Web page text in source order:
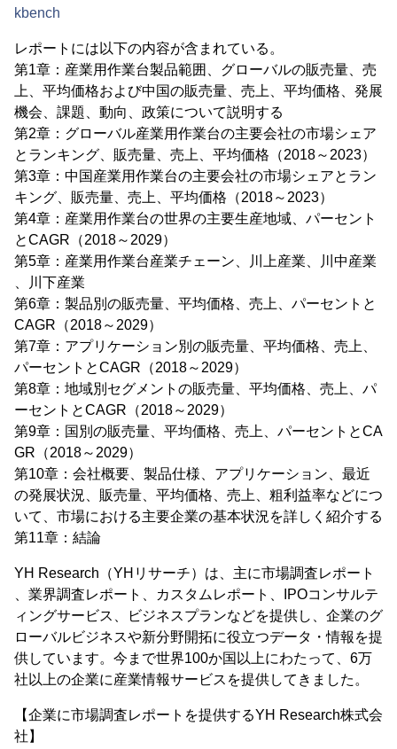
kbench
レポートには以下の内容が含まれている。
第1章：産業用作業台製品範囲、グローバルの販売量、売
上、平均価格および中国の販売量、売上、平均価格、発展
機会、課題、動向、政策について説明する
第2章：グローバル産業用作業台の主要会社の市場シェア
とランキング、販売量、売上、平均価格（2018～2023）
第3章：中国産業用作業台の主要会社の市場シェアとラン
キング、販売量、売上、平均価格（2018～2023）
第4章：産業用作業台の世界の主要生産地域、パーセント
とCAGR（2018～2029）
第5章：産業用作業台産業チェーン、川上産業、川中産業
、川下産業
第6章：製品別の販売量、平均価格、売上、パーセントと
CAGR（2018～2029）
第7章：アプリケーション別の販売量、平均価格、売上、
パーセントとCAGR（2018～2029）
第8章：地域別セグメントの販売量、平均価格、売上、パ
ーセントとCAGR（2018～2029）
第9章：国別の販売量、平均価格、売上、パーセントとCA
GR（2018～2029）
第10章：会社概要、製品仕様、アプリケーション、最近
の発展状況、販売量、平均価格、売上、粗利益率などにつ
いて、市場における主要企業の基本状況を詳しく紹介する
第11章：結論
YH Research（YHリサーチ）は、主に市場調査レポート
、業界調査レポート、カスタムレポート、IPOコンサルテ
ィングサービス、ビジネスプランなどを提供し、企業のグ
ローバルビジネスや新分野開拓に役立つデータ・情報を提
供しています。今まで世界100か国以上にわたって、6万
社以上の企業に産業情報サービスを提供してきました。
【企業に市場調査レポートを提供するYH Research株式会
社】